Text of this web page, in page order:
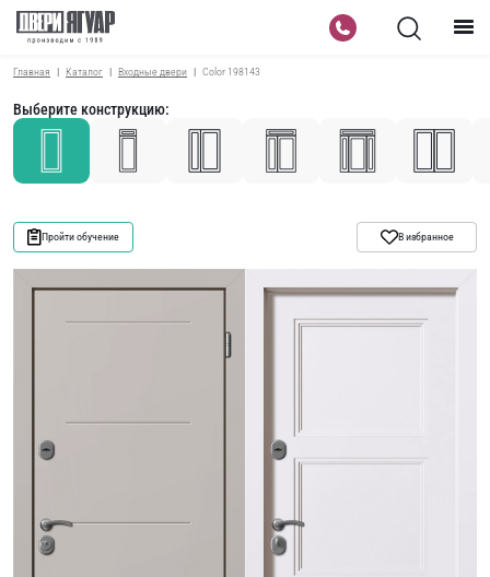
Главная Каталог Входные двери Color 198143
Выберите конструкцию:
Пройти обучение В избранное